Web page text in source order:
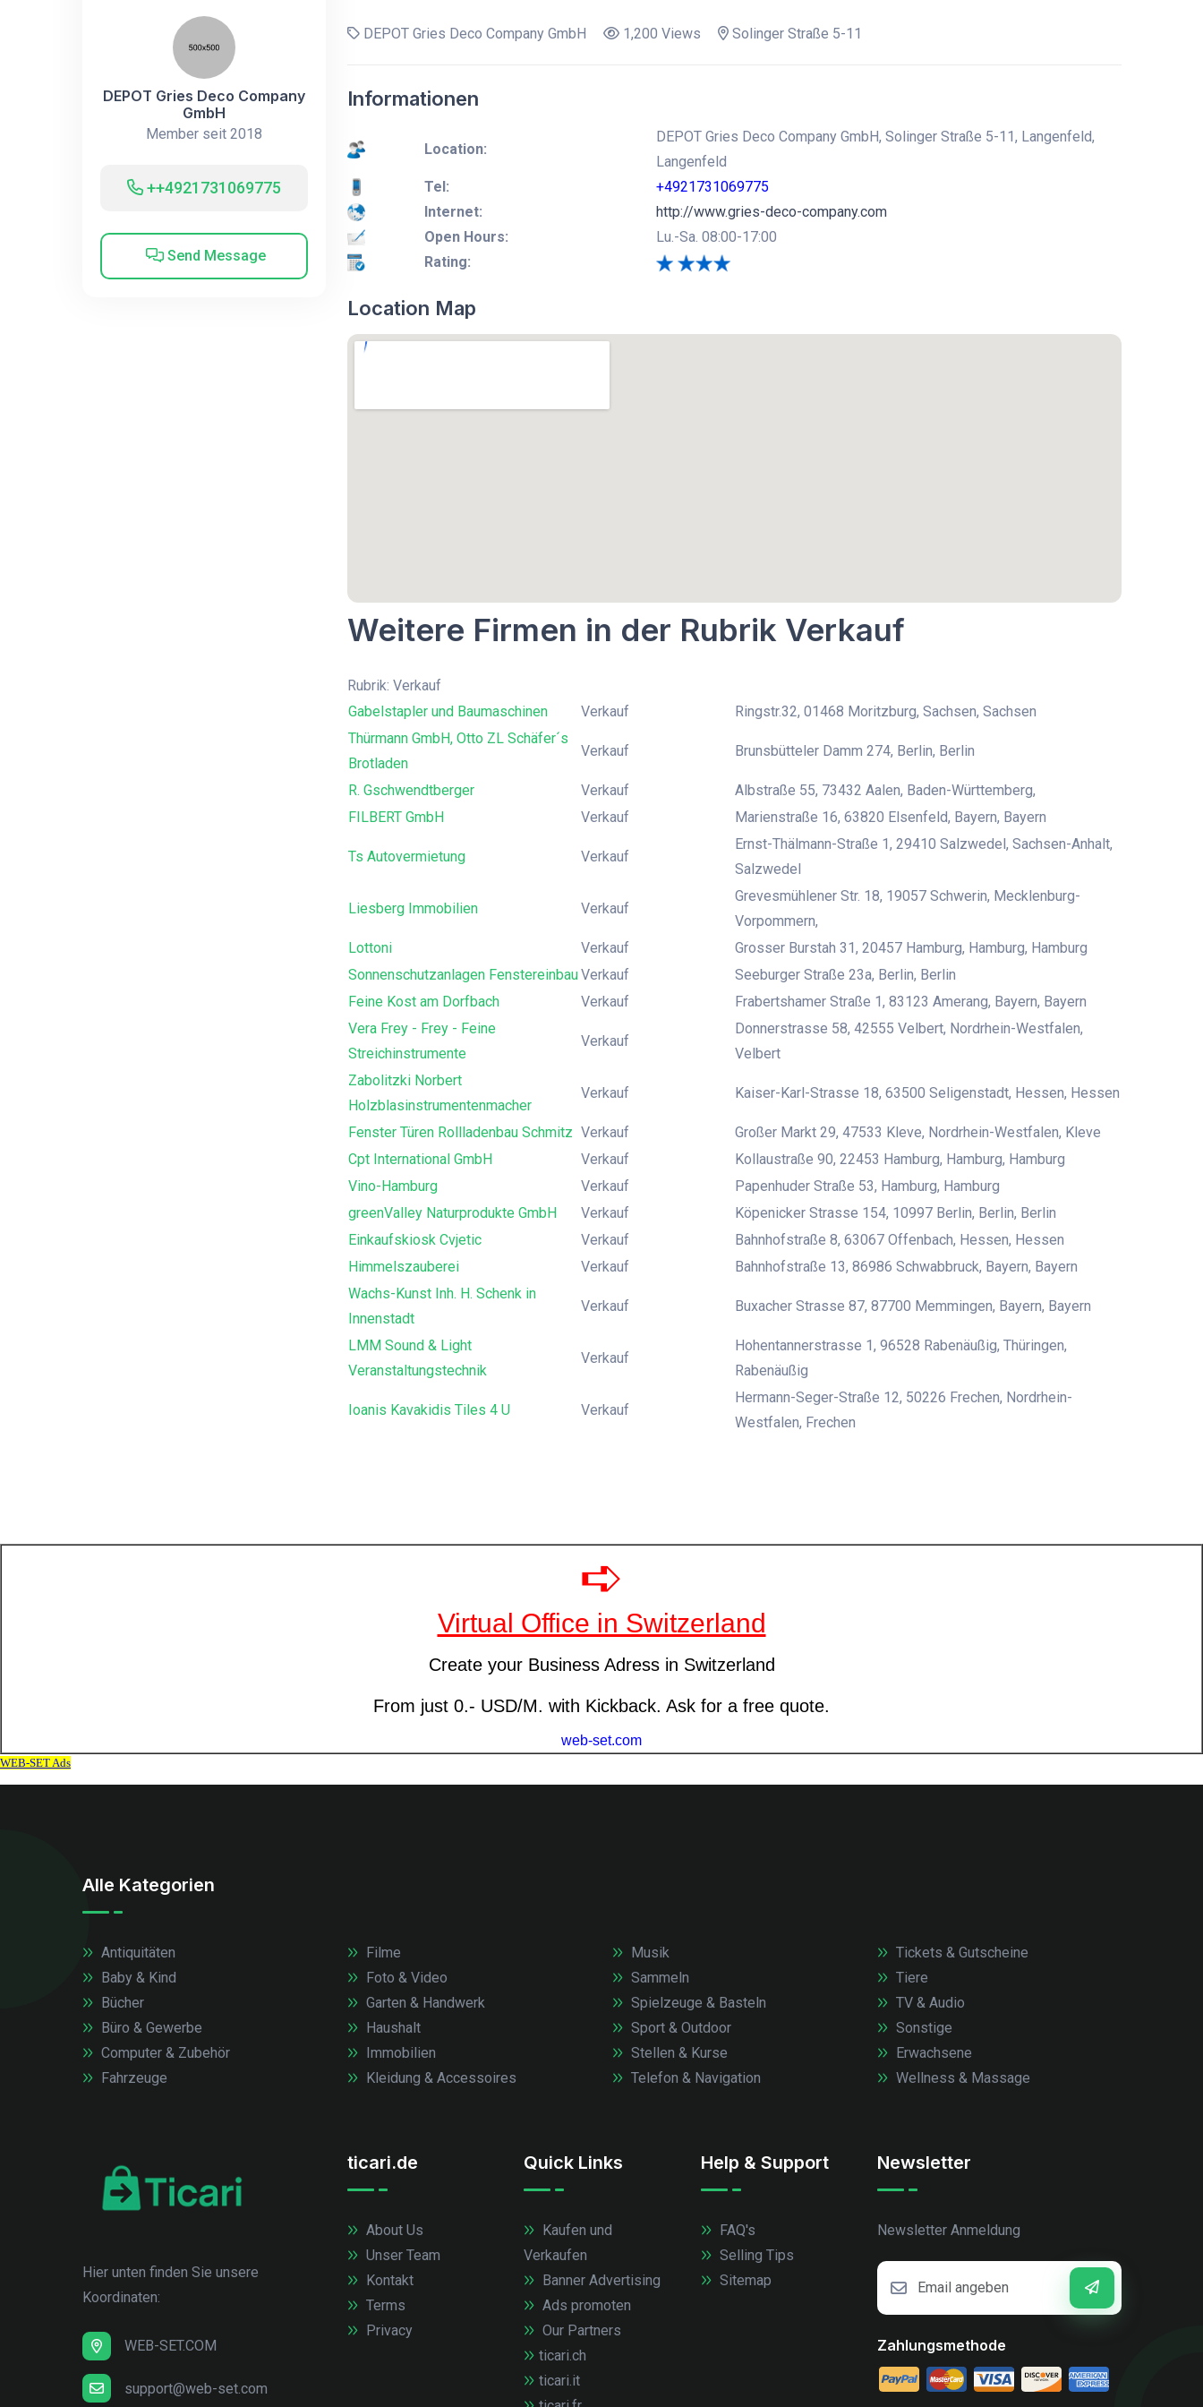
DEPOT Gries Deco Company
GmbH
Member seit 2018
++4921731069775
Send Message
DEPOT Gries Deco Company GmbH 1,200 Views Solinger Straße 5-11
Informationen
Location:
DEPOT Gries Deco Company GmbH, Solinger Straße 5-11, Langenfeld,
Langenfeld
Tel:
+4921731069775
Internet:
http://www.gries-deco-company.com
Open Hours:
Lu.-Sa. 08:00-17:00
Rating:
Location Map
Weitere Firmen in der Rubrik Verkauf
Rubrik: Verkauf
Gabelstapler und Baumaschinen
Verkauf
Ringstr.32, 01468 Moritzburg, Sachsen, Sachsen
Thürmann GmbH, Otto ZL Schäfer´s
Brotladen
Verkauf Brunsbütteler Damm 274, Berlin, Berlin
R. Gschwendtberger Verkauf
Albstraße 55, 73432 Aalen, Baden-Württemberg,
FILBERT GmbH
Verkauf Marienstraße 16, 63820 Elsenfeld, Bayern, Bayern
Ts Autovermietung Verkauf
Ernst-Thälmann-Straße 1, 29410 Salzwedel, Sachsen-Anhalt,
Salzwedel
Liesberg Immobilien Verkauf
Grevesmühlener Str. 18, 19057 Schwerin, Mecklenburg-
Vorpommern,
Lottoni
Verkauf
Grosser Burstah 31, 20457 Hamburg, Hamburg, Hamburg
Sonnenschutzanlagen FenstereinbauVerkauf
Seeburger Straße 23a, Berlin, Berlin
Feine Kost am Dorfbach
Verkauf
Frabertshamer Straße 1, 83123 Amerang, Bayern, Bayern
Vera Frey - Frey - Feine
Streichinstrumente
Verkauf
Donnerstrasse 58, 42555 Velbert, Nordrhein-Westfalen,
Velbert
Zabolitzki Norbert
Holzblasinstrumentenmacher
Verkauf Kaiser-Karl-Strasse 18, 63500 Seligenstadt, Hessen, Hessen
Fenster Türen Rollladenbau Schmitz Verkauf
Großer Markt 29, 47533 Kleve, Nordrhein-Westfalen, Kleve
Cpt International GmbH
Verkauf
Kollaustraße 90, 22453 Hamburg, Hamburg, Hamburg
Vino-Hamburg
Verkauf
Papenhuder Straße 53, Hamburg, Hamburg
greenValley Naturprodukte GmbH
Verkauf
Köpenicker Strasse 154, 10997 Berlin, Berlin, Berlin
Einkaufskiosk Cvjetic
Verkauf
Bahnhofstraße 8, 63067 Offenbach, Hessen, Hessen
Himmelszauberei
Verkauf
Bahnhofstraße 13, 86986 Schwabbruck, Bayern, Bayern
Wachs-Kunst Inh. H. Schenk in
Innenstadt
Verkauf Buxacher Strasse 87, 87700 Memmingen, Bayern, Bayern
LMM Sound & Light
Veranstaltungstechnik
Verkauf
Hohentannerstrasse 1, 96528 Rabenäußig, Thüringen,
Rabenäußig
Ioanis Kavakidis Tiles 4 U Verkauf
Hermann-Seger-Straße 12, 50226 Frechen, Nordrhein-
Westfalen, Frechen
Alle Kategorien
Antiquitäten
Baby & Kind
Bücher
Büro & Gewerbe
Computer & Zubehör
Fahrzeuge
Filme
Foto & Video
Garten & Handwerk
Haushalt
Immobilien
Kleidung & Accessoires
Musik
Sammeln
Spielzeuge & Basteln
Sport & Outdoor
Stellen & Kurse
Telefon & Navigation
Tickets & Gutscheine
Tiere
TV & Audio
Sonstige
Erwachsene
Wellness & Massage
Hier unten finden Sie unsere
Koordinaten:
WEB-SET.COM
support@web-set.com
ticari.de
About Us
Unser Team
Kontakt
Terms
Privacy
Quick Links
Kaufen und
Verkaufen
Banner Advertising
Ads promoten
Our Partners
ticari.ch
ticari.it
Help & Support
FAQ's
Selling Tips
Sitemap
Newsletter
Newsletter Anmeldung
Zahlungsmethode